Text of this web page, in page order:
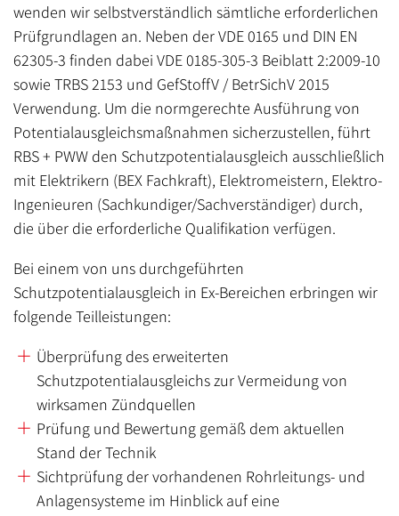
wenden wir selbstverständlich sämtliche erforderlichen
Prüfgrundlagen an. Neben der VDE 0165 und DIN EN
62305-3 finden dabei VDE 0185-305-3 Beiblatt 2:2009-10
sowie TRBS 2153 und GefStoffV / BetrSichV 2015
Verwendung. Um die normgerechte Ausführung von
Potentialausgleichsmaßnahmen sicherzustellen, führt
RBS + PWW den Schutzpotentialausgleich ausschließlich
mit Elektrikern (BEX Fachkraft), Elektromeistern, Elektro-
Ingenieuren (Sachkundiger/Sachverständiger) durch,
die über die erforderliche Qualifikation verfügen.
Bei einem von uns durchgeführten
Schutzpotentialausgleich in Ex-Bereichen erbringen wir
folgende Teilleistungen:
Überprüfung des erweiterten
Schutzpotentialausgleichs zur Vermeidung von
wirksamen Zündquellen
Prüfung und Bewertung gemäß dem aktuellen
Stand der Technik
Sichtprüfung der vorhandenen Rohrleitungs- und
Anlagensysteme im Hinblick auf eine